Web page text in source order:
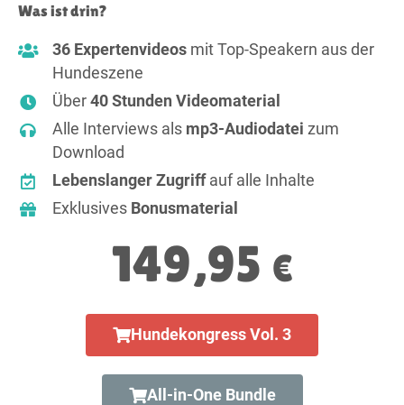
Was ist drin?
36 Expertenvideosmit Top-Speakern aus der
Hundeszene
Über 40 Stunden Videomaterial
Alle Interviews als mp3-Audiodatei zum
Download
Lebenslanger Zugriffauf alle Inhalte
Exklusives Bonusmaterial
149,95 €
Hundekongress Vol. 3
All-in-One Bundle